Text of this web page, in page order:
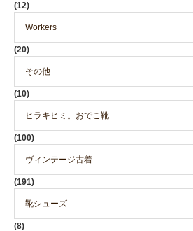
(12)
Workers
(20)
その他
(10)
ヒラキヒミ。おでこ靴
(100)
ヴィンテージ古着
(191)
靴シューズ
(8)